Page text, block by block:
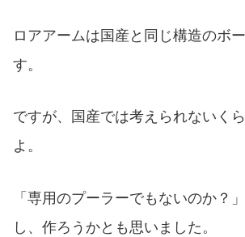
ロアアームは国産と同じ構造のボ
す。
ですが、国産では考えられないく
よ。
「専用のプーラーでもないのか？
し、作ろうかとも思いました。